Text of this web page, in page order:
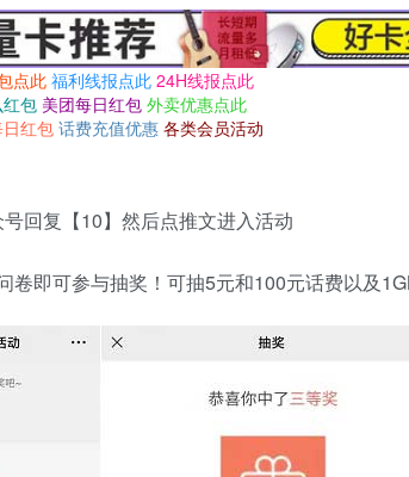
点此 福利线报点此 24H线报点此
包 美团每日红包 外卖优惠点此
红包 话费充值优惠 各类会员活动
回复【10】然后点推文进入活动
即可参与抽奖！可抽5元和100元话费以及